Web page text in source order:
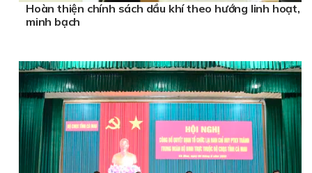
Hoàn thiện chính sách dầu khí theo hướng linh hoạt,
minh bạch